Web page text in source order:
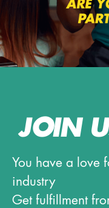
JOIN
You have a love
industry
Get fulfillment